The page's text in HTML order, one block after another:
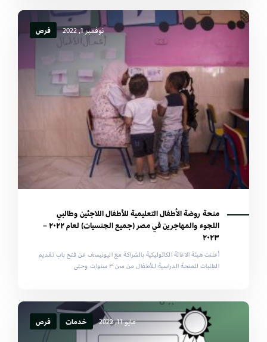
نوفمبر 1, 2022 فرص
منحة روضة الأطفال التعليمية للأطفال اللاجئين وطالبي
اللجوء والمهاجرين في مصر (جميع الجنسيات) لعام ٢٠٢٢ –
٢٠٢٣
أعلنت هيئة الاغاثة الكاثوليكية بالشراكة مع اليونيسف عن فتح باب تقديم
الطلبات للمنحة الدراسية للأطفال من سن ٣ سنوات وحتى
مايو 11, 2022 خدمات فرص